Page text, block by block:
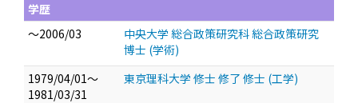
学歴
～2006/03
中央大学 総合政策研究科 総合政策研究
博士 (学術)
1979/04/01～
1981/03/31
東京理科大学 修士 修了 修士 (工学)